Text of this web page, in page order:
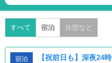
すべて 宿泊 休憩など
宿泊
【祝前日も】深夜24